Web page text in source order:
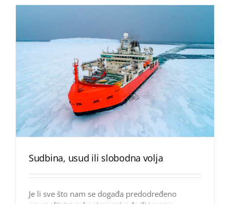
Sudbina, usud ili slobodna volja
Je li sve što nam se događa predodređeno